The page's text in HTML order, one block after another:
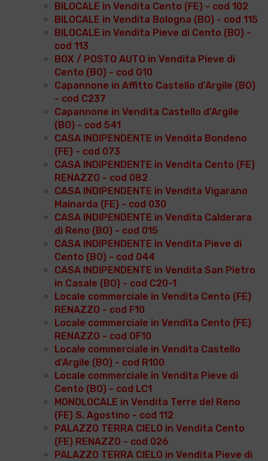
BILOCALE in Vendita Cento (FE) - cod 102
BILOCALE in Vendita Bologna (BO) - cod 115
BILOCALE in Vendita Pieve di Cento (BO) -
cod 113
BOX / POSTO AUTO in Vendita Pieve di
Cento (BO) - cod G10
Capannone in Affitto Castello d'Argile (BO)
- cod C237
Capannone in Vendita Castello d'Argile
(BO) - cod 541
CASA INDIPENDENTE in Vendita Bondeno
(FE) - cod 073
CASA INDIPENDENTE in Vendita Cento (FE)
RENAZZO - cod 082
CASA INDIPENDENTE in Vendita Vigarano
Mainarda (FE) - cod 030
CASA INDIPENDENTE in Vendita Calderara
di Reno (BO) - cod 015
CASA INDIPENDENTE in Vendita Pieve di
Cento (BO) - cod 044
CASA INDIPENDENTE in Vendita San Pietro
in Casale (BO) - cod C20-1
Locale commerciale in Vendita Cento (FE)
RENAZZO - cod F10
Locale commerciale in Vendita Cento (FE)
RENAZZO - cod OF10
Locale commerciale in Vendita Castello
d'Argile (BO) - cod R100
Locale commerciale in Vendita Pieve di
Cento (BO) - cod LC1
MONOLOCALE in Vendita Terre del Reno
(FE) S. Agostino - cod 112
PALAZZO TERRA CIELO in Vendita Cento
(FE) RENAZZO - cod 026
PALAZZO TERRA CIELO in Vendita Pieve di